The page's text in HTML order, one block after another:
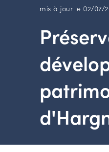
mis à jour le 02/07/